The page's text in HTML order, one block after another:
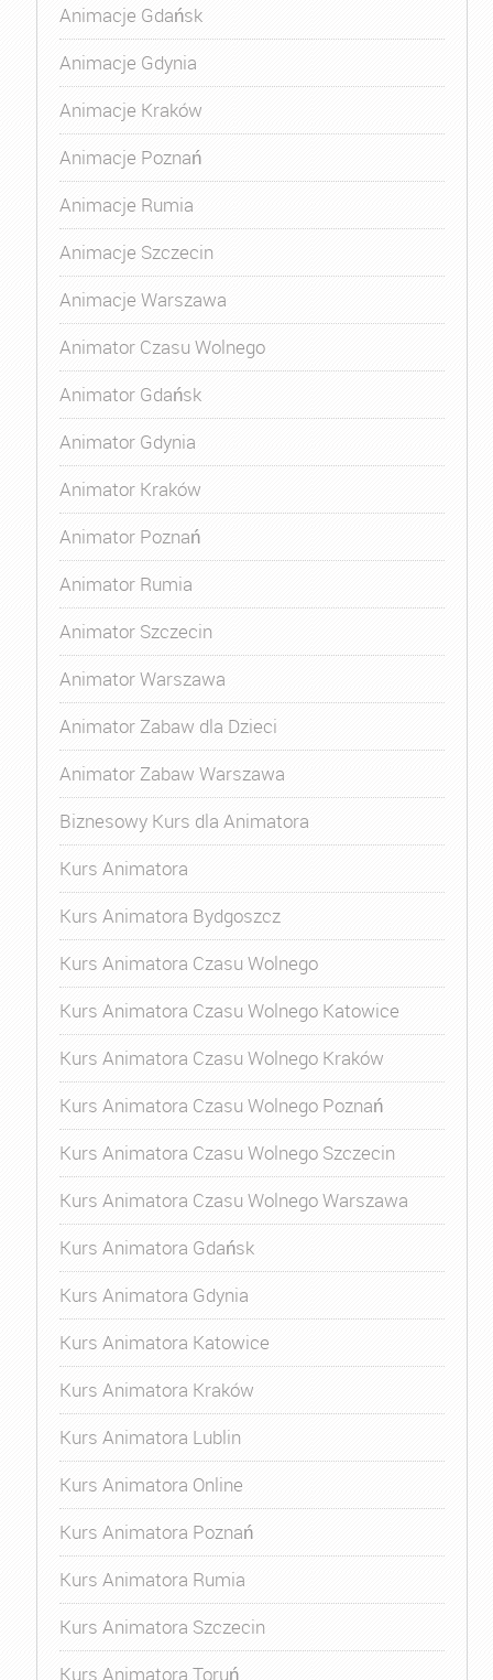
Animacje Gdańsk
Animacje Gdynia
Animacje Kraków
Animacje Poznań
Animacje Rumia
Animacje Szczecin
Animacje Warszawa
Animator Czasu Wolnego
Animator Gdańsk
Animator Gdynia
Animator Kraków
Animator Poznań
Animator Rumia
Animator Szczecin
Animator Warszawa
Animator Zabaw dla Dzieci
Animator Zabaw Warszawa
Biznesowy Kurs dla Animatora
Kurs Animatora
Kurs Animatora Bydgoszcz
Kurs Animatora Czasu Wolnego
Kurs Animatora Czasu Wolnego Katowice
Kurs Animatora Czasu Wolnego Kraków
Kurs Animatora Czasu Wolnego Poznań
Kurs Animatora Czasu Wolnego Szczecin
Kurs Animatora Czasu Wolnego Warszawa
Kurs Animatora Gdańsk
Kurs Animatora Gdynia
Kurs Animatora Katowice
Kurs Animatora Kraków
Kurs Animatora Lublin
Kurs Animatora Online
Kurs Animatora Poznań
Kurs Animatora Rumia
Kurs Animatora Szczecin
Kurs Animatora Toruń